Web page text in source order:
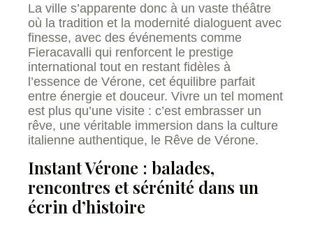
La ville s’apparente donc à un vaste théâtre
où la tradition et la modernité dialoguent avec
finesse, avec des événements comme
Fieracavalli qui renforcent le prestige
international tout en restant fidèles à
l’essence de Vérone, cet équilibre parfait
entre énergie et douceur. Vivre un tel moment
est plus qu’une visite : c’est embrasser un
rêve, une véritable immersion dans la culture
italienne authentique, le Rêve de Vérone.
Instant Vérone : balades,
rencontres et sérénité dans un
écrin d’histoire